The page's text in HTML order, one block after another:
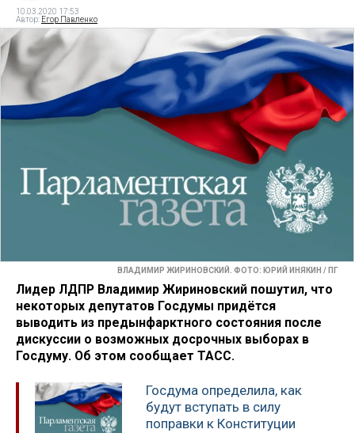
10.03.2020 17:53
Автор: Егор Павленко
ВЛАДИМИР ЖИРИНОВСКИЙ. ФОТО: ЮРИЙ ИНЯКИН / ПГ
Лидер ЛДПР Владимир Жириновский пошутил, что
некоторых депутатов Госдумы придётся
выводить из предынфарктного состояния после
дискуссии о возможных досрочных выборах в
Госдуму. Об этом сообщает ТАСС.
Госдума определила, как
будут вступать в силу
поправки к Конституции